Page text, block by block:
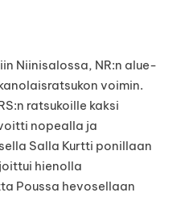
Niinisalossa, NR:n alue-
voimin.
ratsukoille kaksi
nopealla ja
Salla Kurtti ponillaan
hienolla
Poussa hevosellaan